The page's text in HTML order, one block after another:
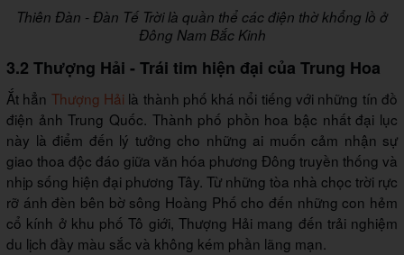
Thiên Đàn - Đàn Tế Trời là quần thể các điện thờ khổng lồ ở
Đông Nam Bắc Kinh
3.2 Thượng Hải - Trái tim hiện đại của Trung Hoa
Ắt hẳn Thượng Hải là thành phố khá nổi tiếng với những tín đồ
điện ảnh Trung Quốc. Thành phố phồn hoa bậc nhất đại lục
này là điểm đến lý tưởng cho những ai muốn cảm nhận sự
giao thoa độc đáo giữa văn hóa phương Đông truyền thống và
nhịp sống hiện đại phương Tây. Từ những tòa nhà chọc trời rực
rỡ ánh đèn bên bờ sông Hoàng Phố cho đến những con hẻm
cổ kính ở khu phố Tô giới, Thượng Hải mang đến trải nghiệm
du lịch đầy màu sắc và không kém phần lãng mạn.